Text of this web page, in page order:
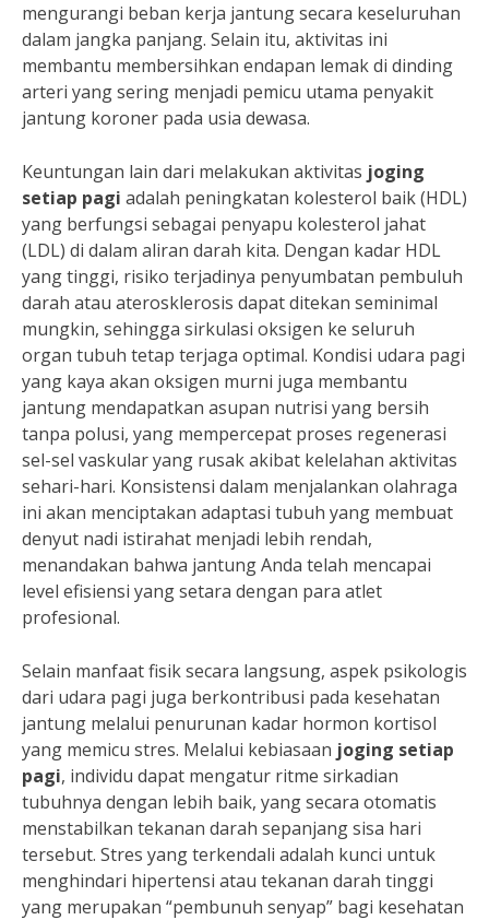
mengurangi beban kerja jantung secara keseluruhan
dalam jangka panjang. Selain itu, aktivitas ini
membantu membersihkan endapan lemak di dinding
arteri yang sering menjadi pemicu utama penyakit
jantung koroner pada usia dewasa.
Keuntungan lain dari melakukan aktivitas joging
setiap pagi adalah peningkatan kolesterol baik (HDL)
yang berfungsi sebagai penyapu kolesterol jahat
(LDL) di dalam aliran darah kita. Dengan kadar HDL
yang tinggi, risiko terjadinya penyumbatan pembuluh
darah atau aterosklerosis dapat ditekan seminimal
mungkin, sehingga sirkulasi oksigen ke seluruh
organ tubuh tetap terjaga optimal. Kondisi udara pagi
yang kaya akan oksigen murni juga membantu
jantung mendapatkan asupan nutrisi yang bersih
tanpa polusi, yang mempercepat proses regenerasi
sel-sel vaskular yang rusak akibat kelelahan aktivitas
sehari-hari. Konsistensi dalam menjalankan olahraga
ini akan menciptakan adaptasi tubuh yang membuat
denyut nadi istirahat menjadi lebih rendah,
menandakan bahwa jantung Anda telah mencapai
level efisiensi yang setara dengan para atlet
profesional.
Selain manfaat fisik secara langsung, aspek psikologis
dari udara pagi juga berkontribusi pada kesehatan
jantung melalui penurunan kadar hormon kortisol
yang memicu stres. Melalui kebiasaan joging setiap
pagi, individu dapat mengatur ritme sirkadian
tubuhnya dengan lebih baik, yang secara otomatis
menstabilkan tekanan darah sepanjang sisa hari
tersebut. Stres yang terkendali adalah kunci untuk
menghindari hipertensi atau tekanan darah tinggi
yang merupakan “pembunuh senyap” bagi kesehatan